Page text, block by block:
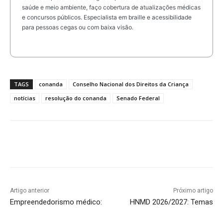
saúde e meio ambiente, faço cobertura de atualizações médicas
e concursos públicos. Especialista em braille e acessibilidade
para pessoas cegas ou com baixa visão.
TAGS conanda
Conselho Nacional dos Direitos da Criança
notícias
resolução do conanda Senado Federal
Artigo anterior
Empreendedorismo médico:
Próximo artigo
HNMD 2026/2027: Temas